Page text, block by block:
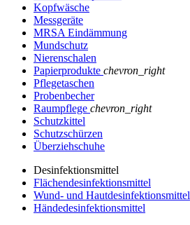
Kopfwäsche
Messgeräte
MRSA Eindämmung
Mundschutz
Nierenschalen
Papierprodukte chevron_right
Pflegetaschen
Probenbecher
Raumpflege chevron_right
Schutzkittel
Schutzschürzen
Überziehschuhe
Desinfektionsmittel
Flächendesinfektionsmittel
Wund- und Hautdesinfektionsmittel
Händedesinfektionsmittel